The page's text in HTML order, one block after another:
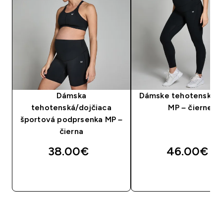
Dámska
tehotenská/dojčiaca
športová podprsenka MP –
čierna
38.00€‎
Dámske tehotenské
MP – čierne
46.00€‎